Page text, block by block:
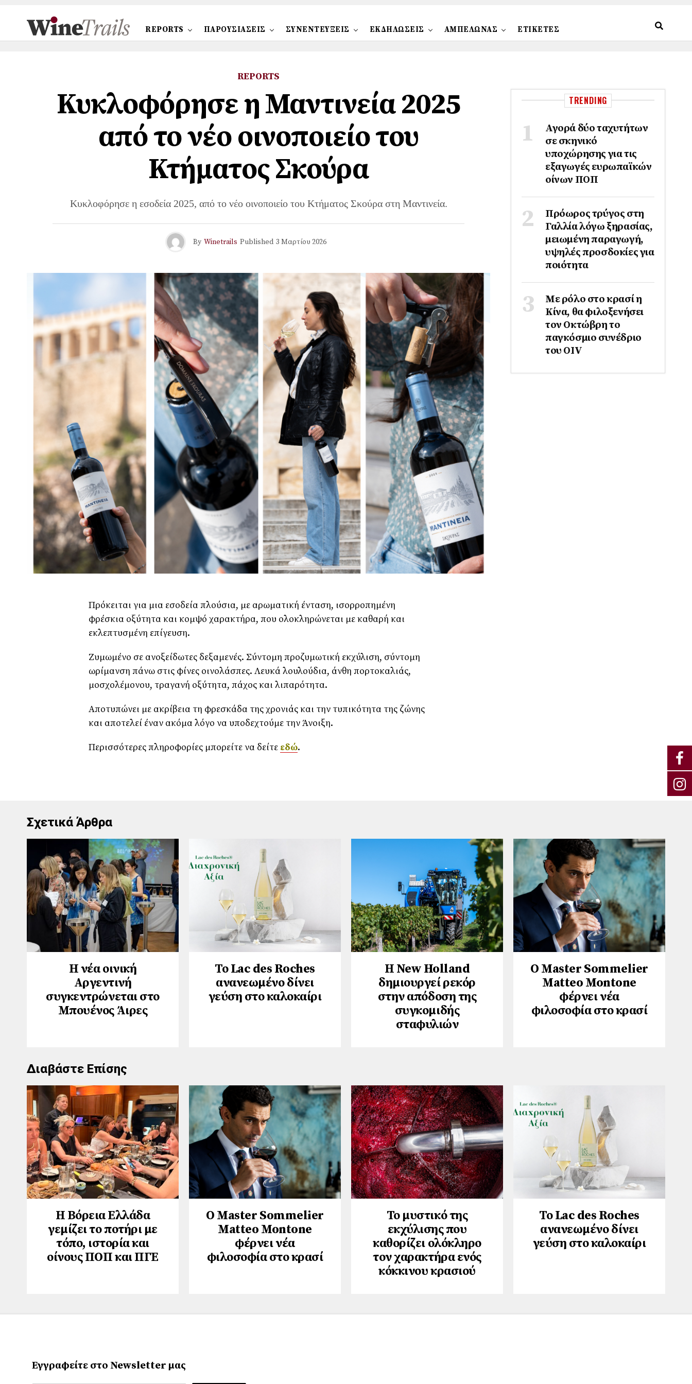
REPORTS ΠΑΡΟΥΣΙΑΣΕΙΣ ΣΥΝΕΝΤΕΥΞΕΙΣ ΕΚΔΗΛΩΣΕΙΣ ΑΜΠΕΛΩΝΑΣ ΕΤΙΚΕΤΕΣ
REPORTS
Κυκλοφόρησε η Μαντινεία 2025
από το νέο οινοποιείο του
Κτήματος Σκούρα
Κυκλοφόρησε η εσοδεία 2025, από το νέο οινοποιείο του Κτήματος Σκούρα στη Μαντινεία.
By Winetrails Published 3 Μαρτίου 2026
Πρόκειται για μια εσοδεία πλούσια, με αρωματική ένταση, ισορροπημένη
φρέσκια οξύτητα και κομψό χαρακτήρα, που ολοκληρώνεται με καθαρή και
εκλεπτυσμένη επίγευση.
Ζυμωμένο σε ανοξείδωτες δεξαμενές. Σύντομη προζυμωτική εκχύλιση, σύντομη
ωρίμανση πάνω στις φίνες οινολάσπες. Λευκά λουλούδια, άνθη πορτοκαλιάς,
μοσχολέμονου, τραγανή οξύτητα, πάχος και λιπαρότητα.
Αποτυπώνει με ακρίβεια τη φρεσκάδα της χρονιάς και την τυπικότητα της ζώνης
και αποτελεί έναν ακόμα λόγο να υποδεχτούμε την Άνοιξη.
Περισσότερες πληροφορίες μπορείτε να δείτε εδώ.
TRENDING
Αγορά δύο ταχυτήτων
σε σκηνικό
υποχώρησης για τις
εξαγωγές ευρωπαϊκών
οίνων ΠΟΠ
Πρόωρος τρύγος στη
Γαλλία λόγω ξηρασίας,
μειωμένη παραγωγή,
υψηλές προσδοκίες για
ποιότητα
Με ρόλο στο κρασί η
Κίνα, θα φιλοξενήσει
τον Οκτώβρη το
παγκόσμιο συνέδριο
του ΟΙV
Σχετικά Άρθρα
Η νέα οινική
Αργεντινή
συγκεντρώνεται στο
Μπουένος Άιρες
Το Lac des Roches
ανανεωμένο δίνει
γεύση στο καλοκαίρι
Η New Holland
δημιουργεί ρεκόρ
στην απόδοση της
συγκομιδής
σταφυλιών
Ο Master Sommelier
Matteo Montone
φέρνει νέα
φιλοσοφία στο κρασί
Διαβάστε Επίσης
Η Βόρεια Ελλάδα
γεμίζει το ποτήρι με
τόπο, ιστορία και
οίνους ΠΟΠ και ΠΓΕ
Ο Master Sommelier
Matteo Montone
φέρνει νέα
φιλοσοφία στο κρασί
Το μυστικό της
εκχύλισης που
καθορίζει ολόκληρο
τον χαρακτήρα ενός
κόκκινου κρασιού
Το Lac des Roches
ανανεωμένο δίνει
γεύση στο καλοκαίρι
Εγγραφείτε στο Newsletter μας